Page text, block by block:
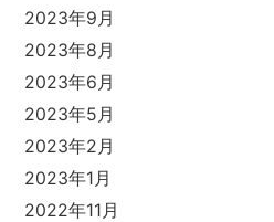
2023年9月
2023年8月
2023年6月
2023年5月
2023年2月
2023年1月
2022年11月